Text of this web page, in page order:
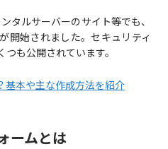
タルサーバーのサイト等でも、
開始されました。セキュリティ
も公開されています。
基本や主な作成方法を紹介
ームとは